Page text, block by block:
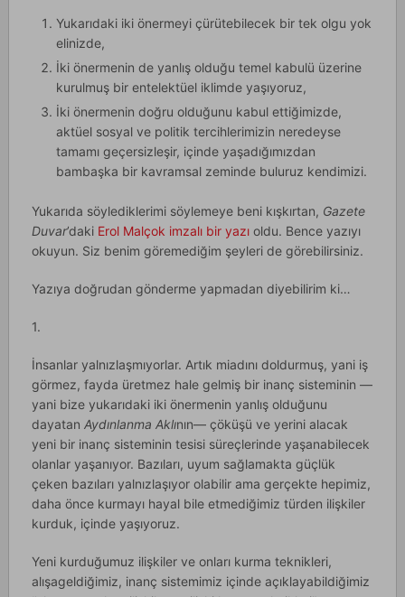
Yukarıdaki iki önermeyi çürütebilecek bir tek olgu yok
elinizde,
İki önermenin de yanlış olduğu temel kabulü üzerine
kurulmuş bir entelektüel iklimde yaşıyoruz,
İki önermenin doğru olduğunu kabul ettiğimizde,
aktüel sosyal ve politik tercihlerimizin neredeyse
tamamı geçersizleşir, içinde yaşadığımızdan
bambaşka bir kavramsal zeminde buluruz kendimizi.
Yukarıda söylediklerimi söylemeye beni kışkırtan, Gazete
Duvar’daki Erol Malçok imzalı bir yazıoldu. Bence yazıyı
okuyun. Siz benim göremediğim şeyleri de görebilirsiniz.
Yazıya doğrudan gönderme yapmadan diyebilirim ki…
1.
İnsanlar yalnızlaşmıyorlar. Artık miadını doldurmuş, yani iş
görmez, fayda üretmez hale gelmiş bir inanç sisteminin —
yani bize yukarıdaki iki önermenin yanlış olduğunu
dayatan Aydınlanma Aklının— çöküşü ve yerini alacak
yeni bir inanç sisteminin tesisi süreçlerinde yaşanabilecek
olanlar yaşanıyor. Bazıları, uyum sağlamakta güçlük
çeken bazıları yalnızlaşıyor olabilir ama gerçekte hepimiz,
daha önce kurmayı hayal bile etmediğimiz türden ilişkiler
kurduk, içinde yaşıyoruz.
Yeni kurduğumuz ilişkiler ve onları kurma teknikleri,
alışageldiğimiz, inanç sistemimiz içinde açıklayabildiğimiz